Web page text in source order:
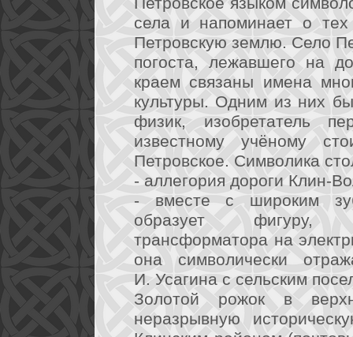
села и напоминает о тех
Петровскую землю. Село
погоста, лежавшего на
краем связаны имена
культуры. Одним из них
физик, изобретатель
известному учёному
Петровское. Символика
- аллегория дороги Клин-
- вместе с широким
образует фигуру,
трансформатора на
она символически
И. Усагина с сельским
Золотой рожок в
неразрывную